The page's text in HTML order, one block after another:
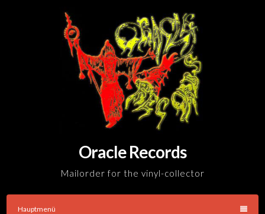
Oracle Records
Mailorder for the vinyl-collector
Hauptmenü